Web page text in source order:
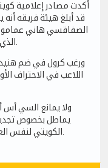
أكدت مصادر إعلامية
قد أبلغ هيئة فريقه
الصفاقسي هاني
الذي اختار الانتقال إلى نادي "أيك أثينا" اليوناني.
ورغب كرول في ضم هنيد
اللاعب في الاحتراف
ولا يمانع السي
يماطل بخصوص
الكويتي لنفس العرض المالي المسند لهنيد فسيقع تسريحه.